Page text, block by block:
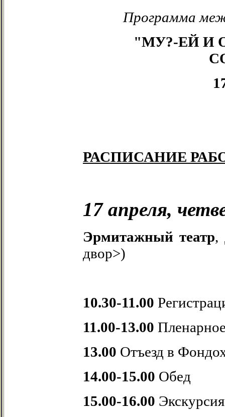
Программа
"МУ?-ЕЙ И
РАСПИСАНИЕ
17 апреля,
Эрмитажный театр,
двор>)
10.30-11.00
11.00-13.00
13.00 Отъезд в
14.00-15.00 Обед
15.00-16.00